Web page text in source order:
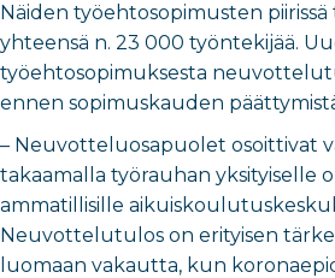
Näiden työehtosopimusten
yhteensä n. 23 000 työntekijää.
työehtosopimuksesta
ennen sopimuskauden
– Neuvotteluosapuolet osoittivat
takaamalla työrauhan yksityiselle
ammatillisille
Neuvottelutulos on erityisen
luomaan vakautta, kun